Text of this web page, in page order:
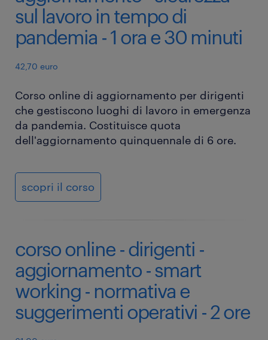
sul lavoro in tempo di
pandemia - 1 ora e 30 minuti
42,70 euro
Corso online di aggiornamento per dirigenti
che gestiscono luoghi di lavoro in emergenza
da pandemia. Costituisce quota
dell'aggiornamento quinquennale di 6 ore.
scopri il corso
corso online - dirigenti -
aggiornamento - smart
working - normativa e
suggerimenti operativi - 2 ore